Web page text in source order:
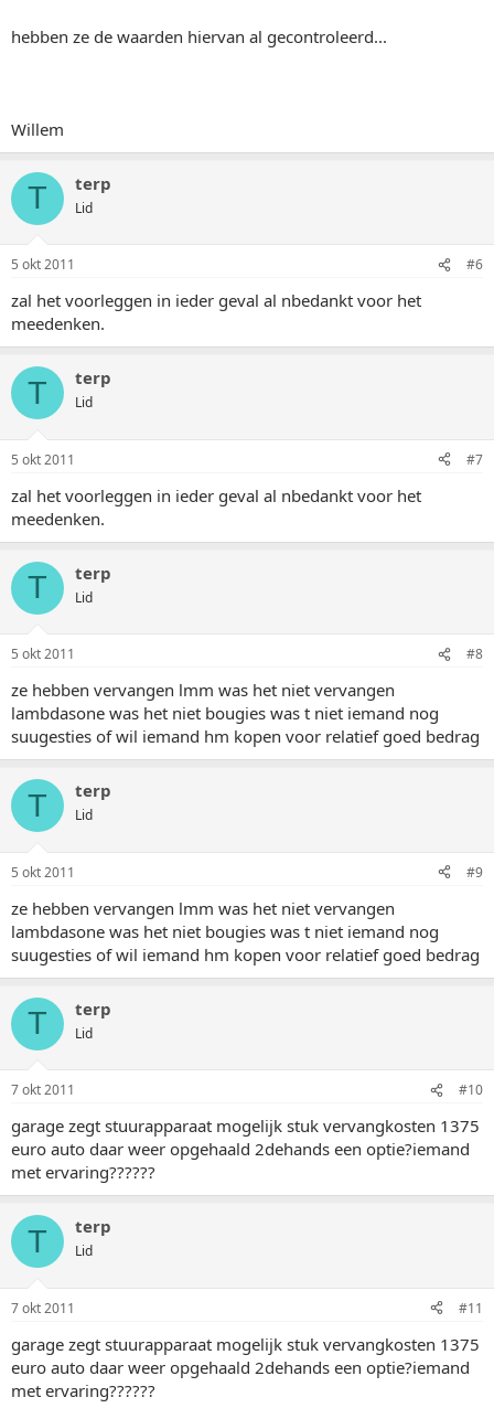
hebben ze de waarden hiervan al gecontroleerd...
Willem
T terp
Lid
5 okt 2011 #6
zal het voorleggen in ieder geval al nbedankt voor het
meedenken.
T terp
Lid
5 okt 2011 #7
zal het voorleggen in ieder geval al nbedankt voor het
meedenken.
T terp
Lid
5 okt 2011 #8
ze hebben vervangen lmm was het niet vervangen
lambdasone was het niet bougies was t niet iemand nog
suugesties of wil iemand hm kopen voor relatief goed bedrag
T terp
Lid
5 okt 2011 #9
ze hebben vervangen lmm was het niet vervangen
lambdasone was het niet bougies was t niet iemand nog
suugesties of wil iemand hm kopen voor relatief goed bedrag
T terp
Lid
7 okt 2011 #10
garage zegt stuurapparaat mogelijk stuk vervangkosten 1375
euro auto daar weer opgehaald 2dehands een optie?iemand
met ervaring??????
T terp
Lid
7 okt 2011 #11
garage zegt stuurapparaat mogelijk stuk vervangkosten 1375
euro auto daar weer opgehaald 2dehands een optie?iemand
met ervaring??????